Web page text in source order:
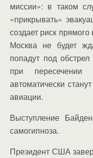
миссии»: в таком
«прикрывать»
создает риск
Москва не будет
попадут под
при
автоматически
авиации.
Выступление
самогипноза.
Президент США